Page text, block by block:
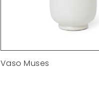
Vaso Muses